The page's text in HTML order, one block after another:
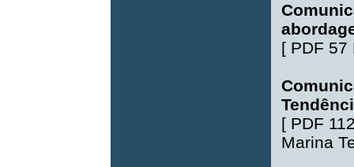
[ PDF 57
[ PDF
Marina